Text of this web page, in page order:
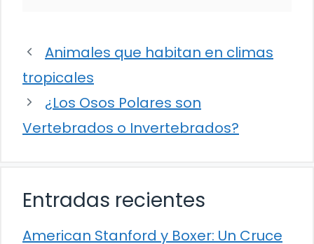
Animales que habitan en climas
tropicales
¿Los Osos Polares son
Vertebrados o Invertebrados?
Entradas recientes
American Stanford y Boxer: Un Cruce